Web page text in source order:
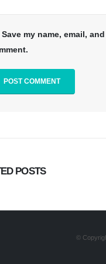
Save my name, email,
POSTS
©